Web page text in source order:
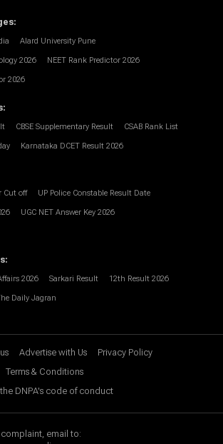
:
Alard University Pune
2026 NEET Rank Predictor 2026
2026
:
CBSE Supplementary Result CSAB Rank List
Karnataka DCET Result 2026
Cut off UP Police Constable Result Date
UGC NET Answer Key 2026
:
2026 Sarkari Result 12th Result 2026
Daily Jagran
Advertise with Us
Privacy Policy
Terms & Conditions
DNPA's code of conduct
email to: